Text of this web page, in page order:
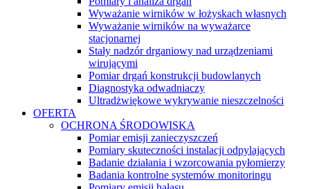
Wyważanie wirników w łożyskach własnych
Wyważanie wirników na wyważarce
stacjonarnej
Stały nadzór drganiowy nad urządzeniami
wirującymi
Pomiar drgań konstrukcji budowlanych
Diagnostyka odwadniaczy
Ultradżwiękowe wykrywanie nieszczelności
OFERTA
OCHRONA ŚRODOWISKA
Pomiar emisji zanieczyszczeń
Pomiary skuteczności instalacji odpylających
Badanie działania i wzorcowania pyłomierzy
Badania kontrolne systemów monitoringu